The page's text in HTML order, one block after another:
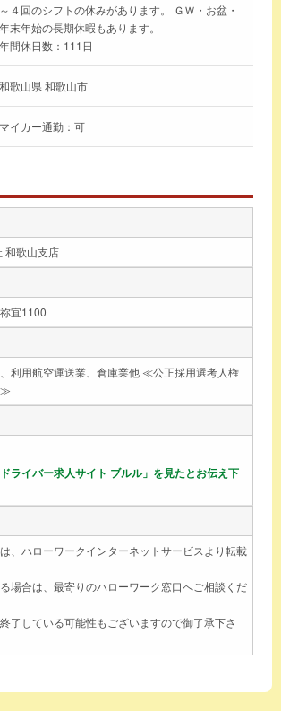
～４回のシフトの休みがあります。 ＧＷ・お盆・
年末年始の長期休暇もあります。
年間休日数：111日
和歌山県 和歌山市
マイカー通勤：可
和歌山支店
宜1100
利用航空運送業、倉庫業他 ≪公正採用選考人権
≫
ライバー求人サイト ブルル」を見たとお伝え下
、ハローワークインターネットサービスより転載
場合は、最寄りのハローワーク窓口へご相談くだ
了している可能性もございますので御了承下さ